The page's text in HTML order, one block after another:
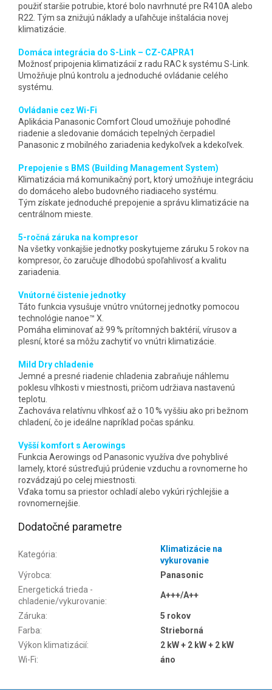
použiť staršie potrubie, ktoré bolo navrhnuté pre R410A alebo
R22. Tým sa znižujú náklady a uľahčuje inštalácia novej
klimatizácie.
Domáca integrácia do S-Link – CZ-CAPRA1
Možnosť pripojenia klimatizácií z radu RAC k systému S-Link.
Umožňuje plnú kontrolu a jednoduché ovládanie celého
systému.
Ovládanie cez Wi-Fi
Aplikácia Panasonic Comfort Cloud umožňuje pohodlné
riadenie a sledovanie domácich tepelných čerpadiel
Panasonic z mobilného zariadenia kedykoľvek a kdekoľvek.
Prepojenie s BMS (Building Management System)
Klimatizácia má komunikačný port, ktorý umožňuje integráciu
do domáceho alebo budovného riadiaceho systému.
Tým získate jednoduché prepojenie a správu klimatizácie na
centrálnom mieste.
5-ročná záruka na kompresor
Na všetky vonkajšie jednotky poskytujeme záruku 5 rokov na
kompresor, čo zaručuje dlhodobú spoľahlivosť a kvalitu
zariadenia.
Vnútorné čistenie jednotky
Táto funkcia vysušuje vnútro vnútornej jednotky pomocou
technológie nanoe™ X.
Pomáha eliminovať až 99 % prítomných baktérií, vírusov a
plesní, ktoré sa môžu zachytiť vo vnútri klimatizácie.
Mild Dry chladenie
Jemné a presné riadenie chladenia zabraňuje náhlemu
poklesu vlhkosti v miestnosti, pričom udržiava nastavenú
teplotu.
Zachováva relatívnu vlhkosť až o 10 % vyššiu ako pri bežnom
chladení, čo je ideálne napríklad počas spánku.
Vyšší komfort s Aerowings
Funkcia Aerowings od Panasonic využíva dve pohyblivé
lamely, ktoré sústreďujú prúdenie vzduchu a rovnomerne ho
rozvádzajú po celej miestnosti.
Vďaka tomu sa priestor ochladí alebo vykúri rýchlejšie a
rovnomernejšie.
Dodatočné parametre
Kategória:
Klimatizácie na
vykurovanie
Výrobca:
Panasonic
Energetická trieda -
chladenie/vykurovanie:
A+++/A++
Záruka:
5 rokov
Farba:
Strieborná
Výkon klimatizácií:
2 kW + 2 kW + 2 kW
Wi-Fi: áno